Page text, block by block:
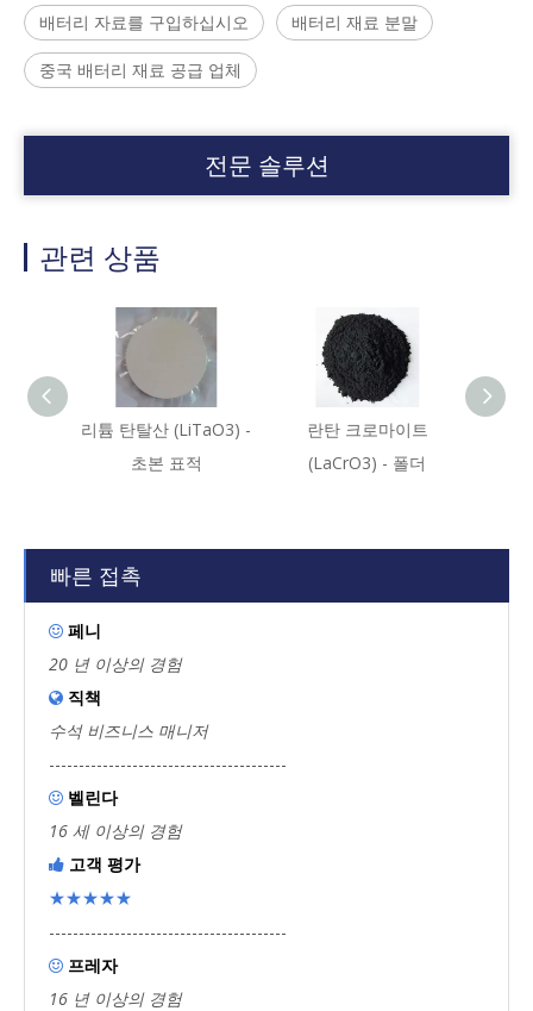
배터리 자료를 구입하십시오 배터리 재료 분말
중국 배터리 재료 공급 업체
전문 솔루션
관련 상품
리튬 탄탈산 (LiTaO3) -
초본 표적
란탄 크로마이트
(LaCrO3) - 폴더
빠른 접촉
 페니
20 년 이상의 경험
 직책
수석 비즈니스 매니저
----------------------------------------
 벨린다
16 세 이상의 경험
 고객 평가
★★★★★
----------------------------------------
 프레자
16 년 이상의 경험